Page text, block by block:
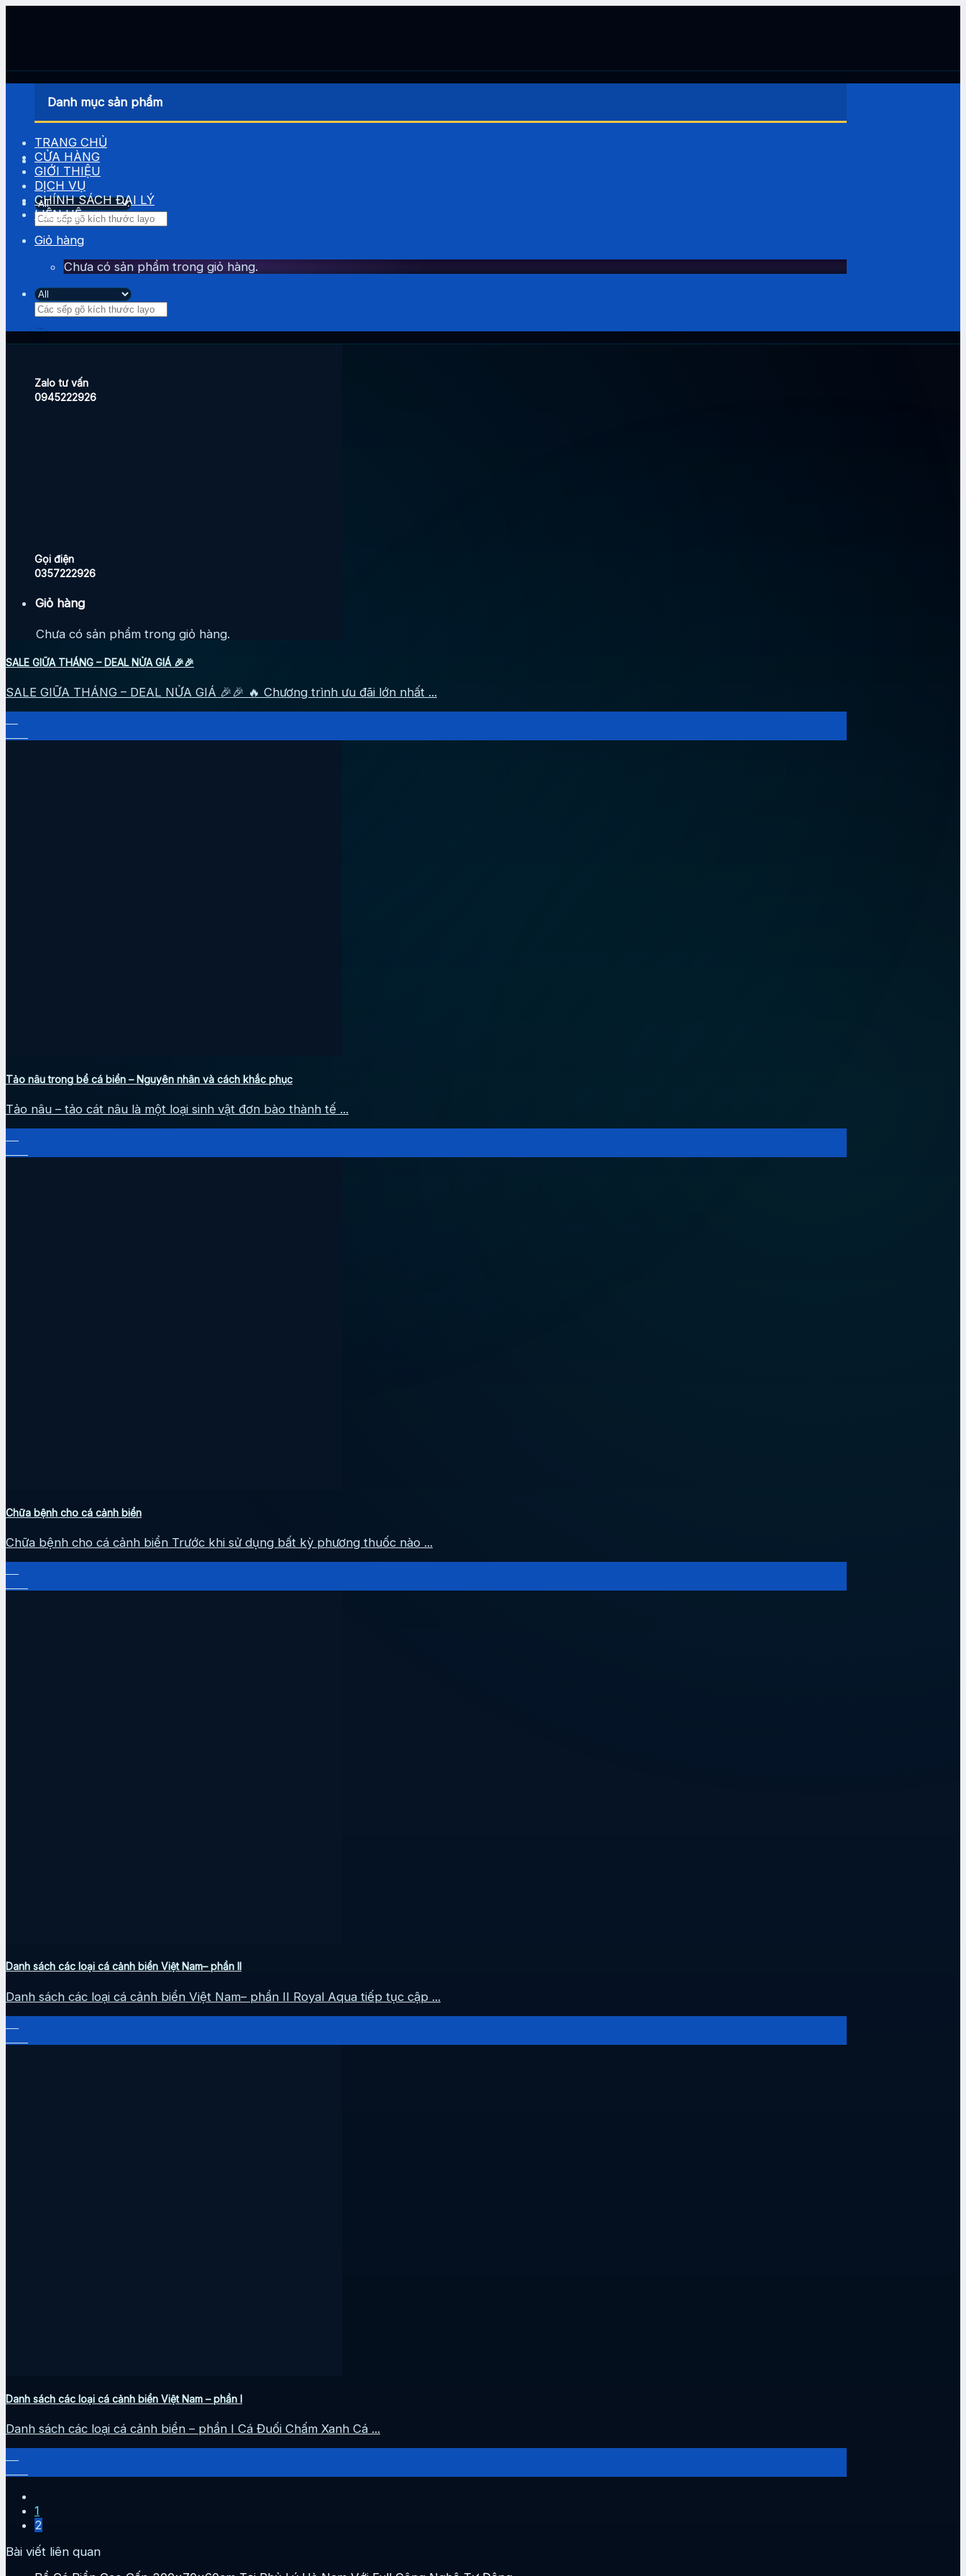
Tìm
kiếm:
Zalo tư vấn
0945222926
Gọi điện
0357222926
Giỏ hàng
Chưa có sản phẩm trong giỏ hàng.
Danh mục sản phẩm
TRANG CHỦ
CỬA HÀNG
GIỚI THIỆU
DỊCH VỤ
CHÍNH SÁCH ĐẠI LÝ
LIÊN HỆ
Giỏ hàng
Chưa có sản phẩm trong giỏ hàng.
Tìm
kiếm:
SALE GIỮA THÁNG – DEAL NỬA GIÁ 🎉🎉
SALE GIỮA THÁNG – DEAL NỬA GIÁ 🎉🎉 🔥 Chương trình ưu đãi lớn nhất ...
Tảo nâu trong bể cá biển – Nguyên nhân và cách khắc phục
Tảo nâu – tảo cát nâu là một loại sinh vật đơn bào thành tế ...
Chữa bệnh cho cá cảnh biển
Chữa bệnh cho cá cảnh biển Trước khi sử dụng bất kỳ phương thuốc nào ...
Danh sách các loại cá cảnh biển Việt Nam– phần II
Danh sách các loại cá cảnh biển Việt Nam– phần II Royal Aqua tiếp tục cập ...
Danh sách các loại cá cảnh biển Việt Nam – phần I
Danh sách các loại cá cảnh biển – phần I Cá Đuối Chấm Xanh Cá ...
1
2
Bài viết liên quan